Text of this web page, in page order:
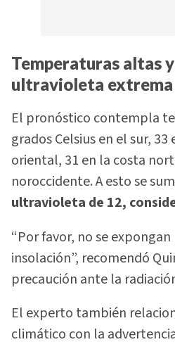
Temperaturas altas
ultravioleta extrema
El pronóstico contempla
grados Celsius en el sur,
oriental, 31 en la costa
noroccidente. A esto se
ultravioleta de 12,
“Por favor, no se
insolación”, recomendó
precaución ante la
El experto también
climático con la